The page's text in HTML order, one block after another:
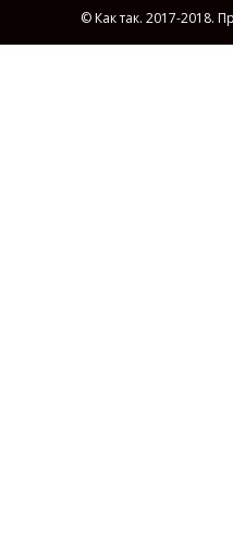
© Как так. 2017-2018.